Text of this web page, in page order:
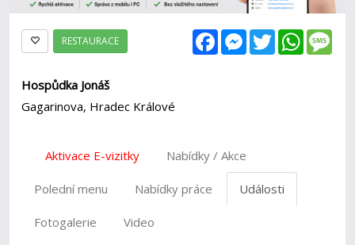
FacebookMessenger
Twitter
RESTAURACE
Hospůdka Jonáš
Gagarinova, Hradec Králové
Aktivace E-vizitky Nabídky / Akce
Polední menu Nabídky práce Události
Fotogalerie Video